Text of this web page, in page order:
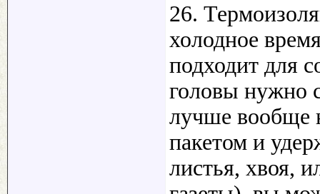
26.
холодное
подходит для
головы нужно
лучше вообще
пакетом и
листья, хвоя,